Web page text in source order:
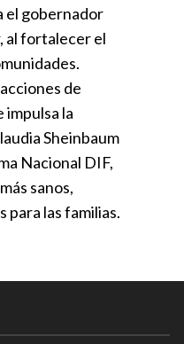
el gobernador
al fortalecer el
de
impulsa la
Sheinbaum
Nacional DIF,
sanos,
para las familias.